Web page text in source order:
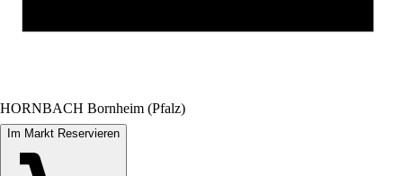
HORNBACH Bornheim (Pfalz)
Im Markt Reservieren